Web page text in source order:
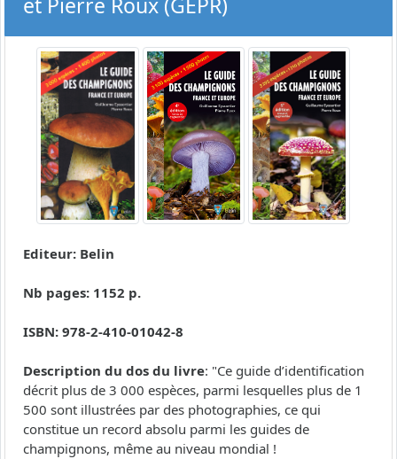
Editeur: Belin
Nb pages: 1152 p.
ISBN: 978-2-410-01042-8
Description du dos du livre: "Ce guide d’identification
décrit plus de 3 000 espèces, parmi lesquelles plus de 1
500 sont illustrées par des photographies, ce qui
constitue un record absolu parmi les guides de
champignons, même au niveau mondial !